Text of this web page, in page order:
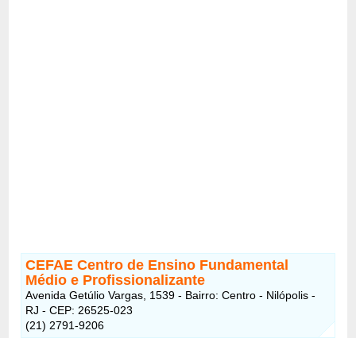
CEFAE Centro de Ensino Fundamental
Médio e Profissionalizante
Avenida Getúlio Vargas, 1539 - Bairro: Centro - Nilópolis -
RJ - CEP: 26525-023
(21) 2791-9206